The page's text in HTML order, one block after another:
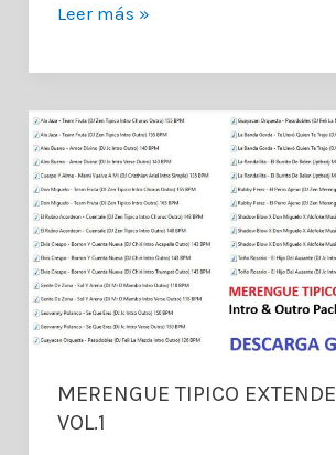
MERENGUE
EXTENDED
2026
–
VOL.1
Leer más »
MERENGUE TIPICO
VOL.1